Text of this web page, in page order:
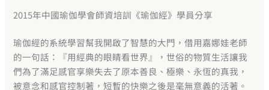
2015年中國瑜伽學會師資培訓《瑜伽經》學員分享
瑜伽經的系統學習幫我開啟了智慧的大門，借用嘉娜娃老師
的一句話：『用經典的眼睛看世界』，世俗的物質生活讓我
們為了滿足感官享樂失去了原本善良、極樂、永恆的真我，
被意念和感官控制著，短暫的快樂之後是毫無意義的活著。